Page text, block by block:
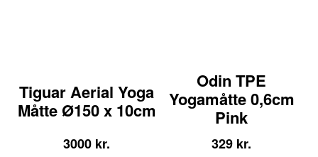
Tiguar Aerial Yoga
Måtte Ø150 x 10cm
3000 kr.
Odin TPE
Yogamåtte 0,6cm
Pink
329 kr.